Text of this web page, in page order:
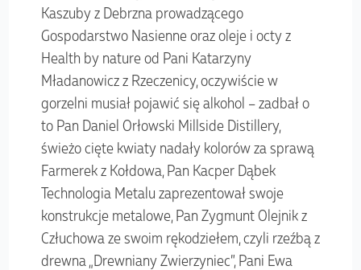
Kaszuby z Debrzna prowadzącego
Gospodarstwo Nasienne oraz oleje i octy z
Health by nature od Pani Katarzyny
Mładanowicz z Rzeczenicy, oczywiście w
gorzelni musiał pojawić się alkohol – zadbał o
to Pan Daniel Orłowski Millside Distillery,
świeżo cięte kwiaty nadały kolorów za sprawą
Farmerek z Kołdowa, Pan Kacper Dąbek
Technologia Metalu zaprezentował swoje
konstrukcje metalowe, Pan Zygmunt Olejnik z
Człuchowa ze swoim rękodziełem, czyli rzeźbą z
drewna „Drewniany Zwierzyniec”, Pani Ewa